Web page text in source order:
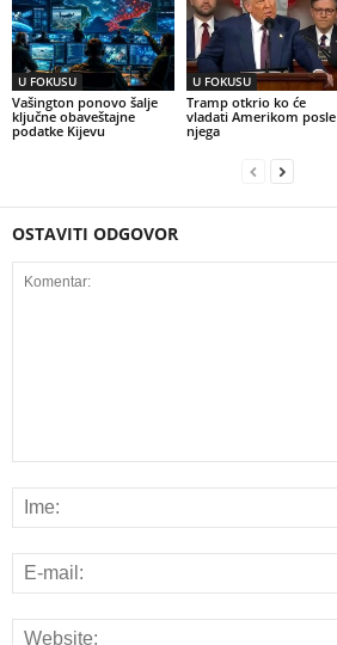
U FOKUSU
Vašington ponovo šalje
ključne obaveštajne
podatke Kijevu
U FOKUSU
Tramp otkrio ko će
vladati Amerikom posle
njega
OSTAVITI ODGOVOR